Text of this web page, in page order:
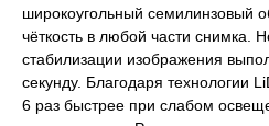
широкоугольный семилинзовый
чёткость в любой части снимка.
стабилизации изображения
секунду. Благодаря технологии
6 раз быстрее при слабом